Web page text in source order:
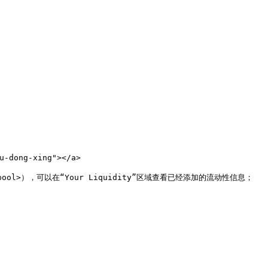
dong-xing"></a>
），可以在“Your Liquidity”区域查看已经添加的流动性信息；